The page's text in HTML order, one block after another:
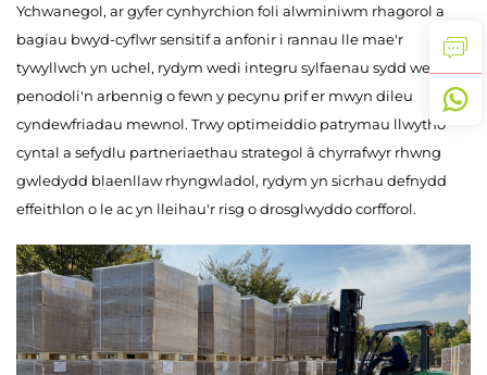
Ychwanegol, ar gyfer cynhyrchion foli alwminiwm rhagorol a
bagiau bwyd-cyflwr sensitif a anfonir i rannau lle mae'r
tywyllwch yn uchel, rydym wedi integru sylfaenau sydd wedi'u
penodoli'n arbennig o fewn y pecynu prif er mwyn dileu
cyndewfriadau mewnol. Trwy optimeiddio patrymau llwytho
cyntal a sefydlu partneriaethau strategol â chyrrafwyr rhwng
gwledydd blaenllaw rhyngwladol, rydym yn sicrhau defnydd
effeithlon o le ac yn lleihau'r risg o drosglwyddo corfforol.